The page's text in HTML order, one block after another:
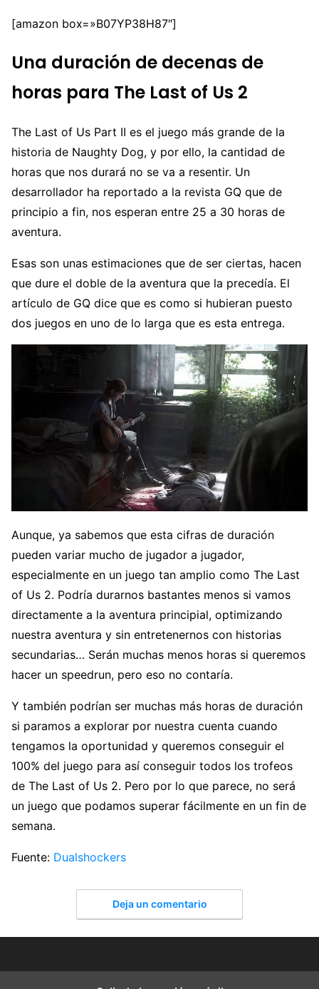
[amazon box=»B07YP38H87″]
Una duración de decenas de
horas para The Last of Us 2
The Last of Us Part II es el juego más grande de la
historia de Naughty Dog, y por ello, la cantidad de
horas que nos durará no se va a resentir. Un
desarrollador ha reportado a la revista GQ que de
principio a fin, nos esperan entre 25 a 30 horas de
aventura.
Esas son unas estimaciones que de ser ciertas, hacen
que dure el doble de la aventura que la precedía. El
artículo de GQ dice que es como si hubieran puesto
dos juegos en uno de lo larga que es esta entrega.
Aunque, ya sabemos que esta cifras de duración
pueden variar mucho de jugador a jugador,
especialmente en un juego tan amplio como The Last
of Us 2. Podría durarnos bastantes menos si vamos
directamente a la aventura principial, optimizando
nuestra aventura y sin entretenernos con historias
secundarias… Serán muchas menos horas si queremos
hacer un speedrun, pero eso no contaría.
Y también podrían ser muchas más horas de duración
si paramos a explorar por nuestra cuenta cuando
tengamos la oportunidad y queremos conseguir el
100% del juego para así conseguir todos los trofeos
de The Last of Us 2. Pero por lo que parece, no será
un juego que podamos superar fácilmente en un fin de
semana.
Fuente: Dualshockers
Deja un comentario